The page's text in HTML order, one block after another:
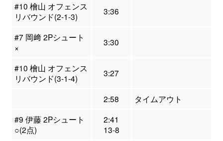
#10 檜山 オフェンス
リバウンド(2-1-3)
3:36
#7 岡﨑 2Pシュート
×
3:30
#10 檜山 オフェンス
リバウンド(3-1-4)
3:27
2:58
タイムアウト
#9 伊藤 2Pシュート
○(2点)
2:41
13-8